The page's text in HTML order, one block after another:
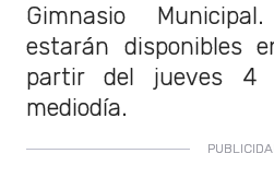
Gimnasio
estarán disponibles
partir del jueves 4
mediodía.